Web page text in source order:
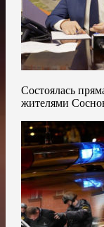
Состоялась
жителями